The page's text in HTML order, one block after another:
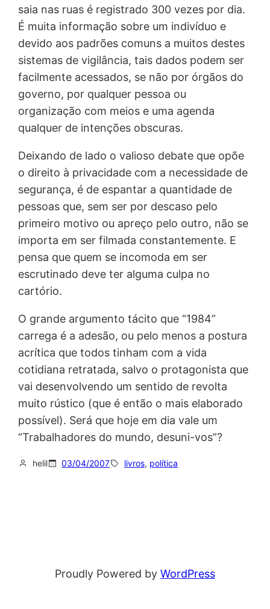
saia nas ruas é registrado 300 vezes por dia.
É muita informação sobre um indivíduo e
devido aos padrões comuns a muitos destes
sistemas de vigilância, tais dados podem ser
facilmente acessados, se não por órgãos do
governo, por qualquer pessoa ou
organização com meios e uma agenda
qualquer de intenções obscuras.
Deixando de lado o valioso debate que opõe
o direito à privacidade com a necessidade de
segurança, é de espantar a quantidade de
pessoas que, sem ser por descaso pelo
primeiro motivo ou apreço pelo outro, não se
importa em ser filmada constantemente. E
pensa que quem se incomoda em ser
escrutinado deve ter alguma culpa no
cartório.
O grande argumento tácito que “1984”
carrega é a adesão, ou pelo menos a postura
acrítica que todos tinham com a vida
cotidiana retratada, salvo o protagonista que
vai desenvolvendo um sentido de revolta
muito rústico (que é então o mais elaborado
possível). Será que hoje em dia vale um
“Trabalhadores do mundo, desuni-vos”?
helil 03/04/2007 livros, política
Proudly Powered by WordPress